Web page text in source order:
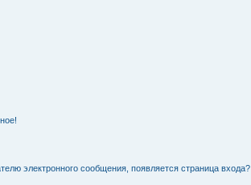
электронного сообщения, появляется страница входа?